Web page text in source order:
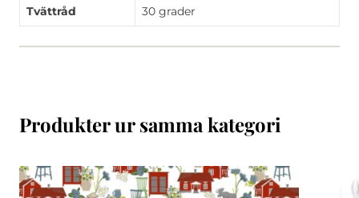
Tvättråd 30 grader
Produkter ur samma kategori